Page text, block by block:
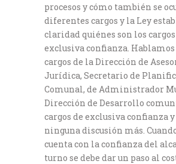
procesos y cómo también se
diferentes cargos y la Ley
claridad quiénes son los cargos
exclusiva confianza. Hablamos
cargos de la Dirección de
Jurídica, Secretario de
Comunal, de Administrador
Dirección de Desarrollo
cargos de exclusiva confianza
ninguna discusión más.
cuenta con la confianza del
turno se debe dar un paso al